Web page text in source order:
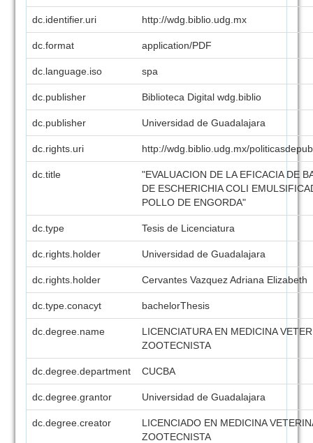
dc.identifier.uri http://wdg.biblio.udg.mx
dc.format application/PDF
dc.language.iso spa
dc.publisher Biblioteca Digital wdg.biblio
dc.publisher Universidad de Guadalajara
dc.rights.uri http://wdg.biblio.udg.mx/
dc.title
"EVALUACION DE LA EFICACIA DE
DE ESCHERICHIA COLI
POLLO DE ENGORDA"
dc.type Tesis de Licenciatura
dc.rights.holder Universidad de Guadalajara
dc.rights.holder Cervantes Vazquez Adriana Elizabeth
dc.type.conacyt bachelorThesis
dc.degree.name
LICENCIATURA EN MEDICINA
ZOOTECNISTA
dc.degree.department CUCBA
dc.degree.grantor Universidad de Guadalajara
dc.degree.creator
LICENCIADO EN MEDICINA
ZOOTECNISTA